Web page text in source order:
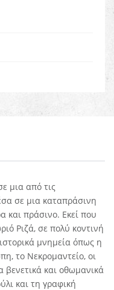
μια από τις
σε μια καταπράσινη
και πράσινο. Εκεί που
Ριζά, σε πολύ κοντινή
μνημεία όπως η
το Νεκρομαντείο, οι
βενετικά και οθωμανικά
και τη γραφική